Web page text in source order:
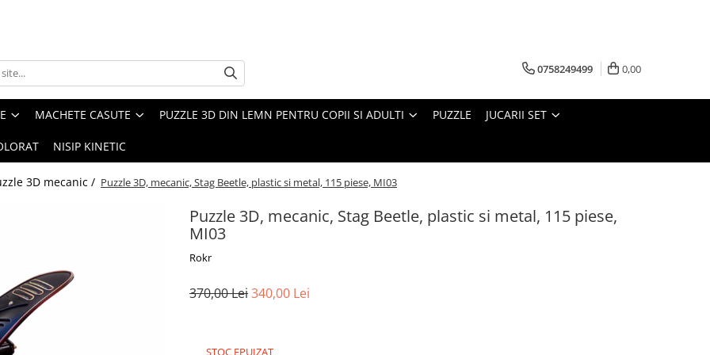
0758249499 0,00
MACHETE CASUTE PUZZLE 3D DIN LEMN PENTRU COPII SI ADULTI PUZZLE JUCARII SET
NISIP KINETIC
3D mecanic / Puzzle 3D, mecanic, Stag Beetle, plastic si metal, 115 piese, MI03
Puzzle 3D, mecanic, Stag Beetle, plastic si metal, 115 piese,
MI03
Rokr
370,00 Lei340,00 Lei
STOC EPUIZAT